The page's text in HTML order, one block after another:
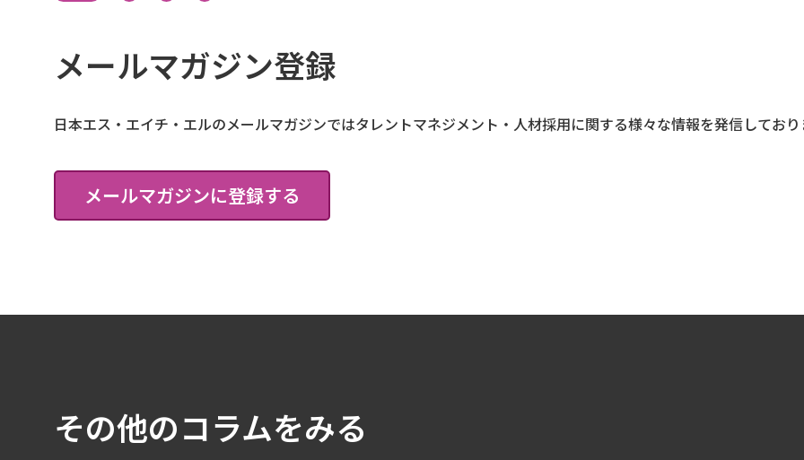
メールマガジン登録
日本エス・エイチ・エルのメールマガジンではタレントマネジメント・人材採用に関する様々な情報を発信しており
メールマガジンに登録する
その他のコラムをみる